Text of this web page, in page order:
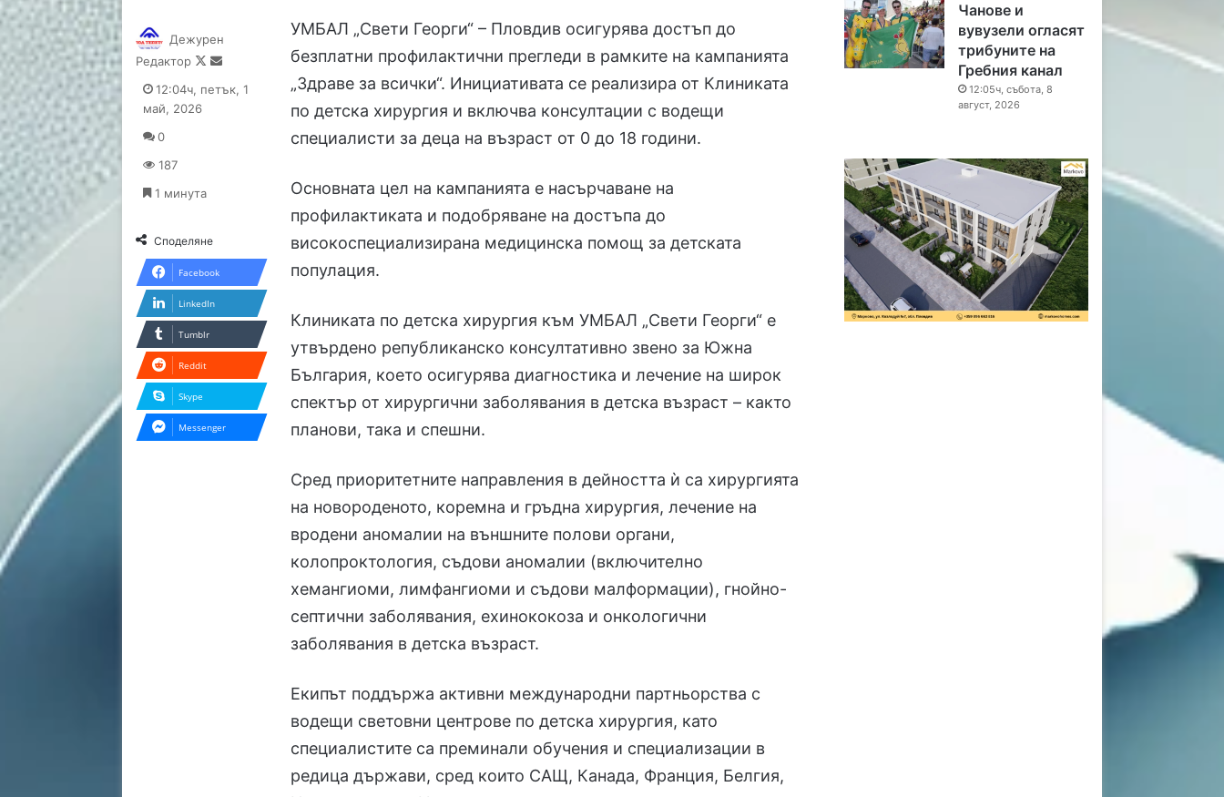
УМБАЛ „Свети Георги“ – Пловдив осигурява достъп до
безплатни профилактични прегледи в рамките на кампанията
„Здраве за всички“. Инициативата се реализира от Клиниката
по детска хирургия и включва консултации с водещи
специалисти за деца на възраст от 0 до 18 години.
Основната цел на кампанията е насърчаване на
профилактиката и подобряване на достъпа до
високоспециализирана медицинска помощ за детската
популация.
Клиниката по детска хирургия към УМБАЛ „Свети Георги“ е
утвърдено републиканско консултативно звено за Южна
България, което осигурява диагностика и лечение на широк
спектър от хирургични заболявания в детска възраст – както
планови, така и спешни.
Сред приоритетните направления в дейността ѝ са хирургията
на новороденото, коремна и гръдна хирургия, лечение на
вродени аномалии на външните полови органи,
колопроктология, съдови аномалии (включително
хемангиоми, лимфангиоми и съдови малформации), гнойно-
септични заболявания, ехинококоза и онкологични
заболявания в детска възраст.
Екипът поддържа активни международни партньорства с
водещи световни центрове по детска хирургия, като
специалистите са преминали обучения и специализации в
редица държави, сред които САЩ, Канада, Франция, Белгия,
Дежурен
Редактор
Follow
X
Send
email
12:04ч, петък, 1
май, 2026
0
187
1 минута
Споделяне
Facebook
LinkedIn
Tumblr
Reddit
Skype
Messenger
Чанове и
вувузели огласят
трибуните на
Гребния канал
12:05ч, събота, 8
август, 2026